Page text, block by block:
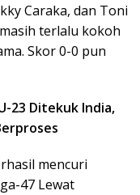
Caraka, dan Toni
terlalu kokoh
Skor 0-0 pun
23 Ditekuk India,
mencuri
47 Lewat